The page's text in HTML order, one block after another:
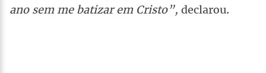
ano sem me batizar em Cristo”, declarou.